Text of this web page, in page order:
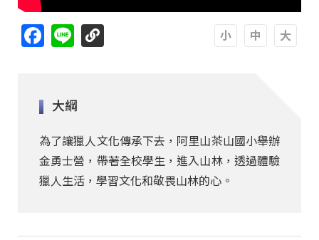
Facebook
Line
大綱
為了讓獵人文化傳承下去，阿里山茶山國小舉辦
金勇士營，帶著全校學生，進入山林，透過體驗
獵人生活，學習文化和敬畏山林的心。